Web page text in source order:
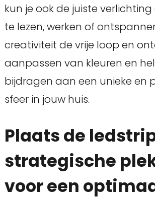
kun je ook de juiste
te lezen, werken of
creativiteit de vrije loop en
aanpassen van kleuren en
bijdragen aan een unieke en
sfeer in jouw huis.
Plaats de
strategische
voor een